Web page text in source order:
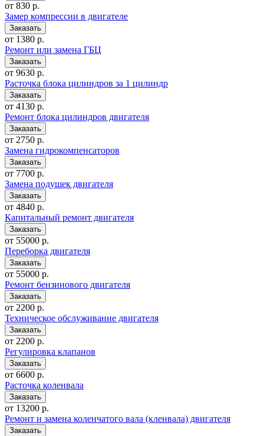
от 830 р.
Замер компрессии в двигателе
от 1380 р.
Ремонт или замена ГБЦ
от 9630 р.
Расточка блока цилиндров за 1 цилиндр
от 4130 р.
Ремонт блока цилиндров двигателя
от 2750 р.
Замена гидрокомпенсаторов
от 7700 р.
Замена подушек двигателя
от 4840 р.
Капитальный ремонт двигателя
от 55000 р.
Переборка двигателя
от 55000 р.
Ремонт бензинового двигателя
от 2200 р.
Техническое обслуживание двигателя
от 2200 р.
Регулировка клапанов
от 6600 р.
Расточка коленвала
от 13200 р.
Ремонт и замена коленчатого вала (кленвала) двигателя